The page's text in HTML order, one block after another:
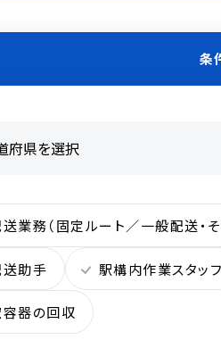
条
業務（固定ルート／一般配送・そ
助手 駅構内作業スタッフ
器の回収